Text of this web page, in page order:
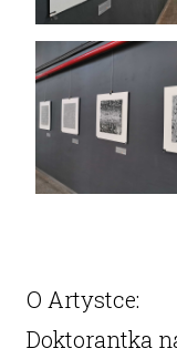
O Artystce:
Doktorantka